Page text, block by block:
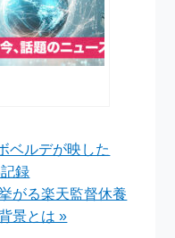
ベルデが映した
録
がる楽天監督休養
景とは »